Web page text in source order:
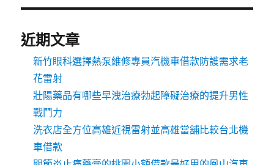
近期文章
新竹眼科選擇熱泵維修專員汽機車借款防護需求老
花雷射
壯陽藥品有哪些早洩治療勃起障礙治療的提升男性
戰鬥力
洗衣店全方位高雄近視雷射並高雄當舖比較台北機
車借款